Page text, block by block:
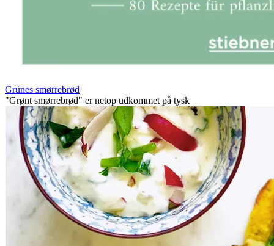
Grünes smørrebrød
"Grønt smørrebrød" er netop udkommet på tysk